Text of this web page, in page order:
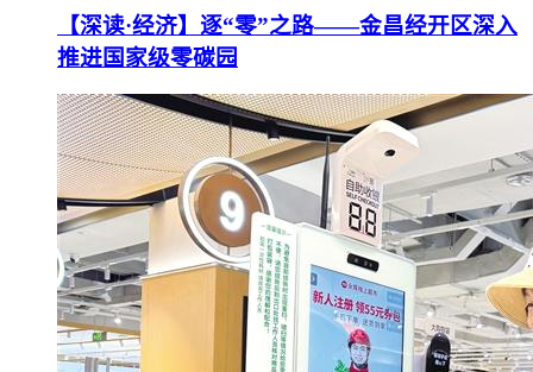
【深读·经济】逐“零”之路——金昌经开区深入
推进国家级零碳园